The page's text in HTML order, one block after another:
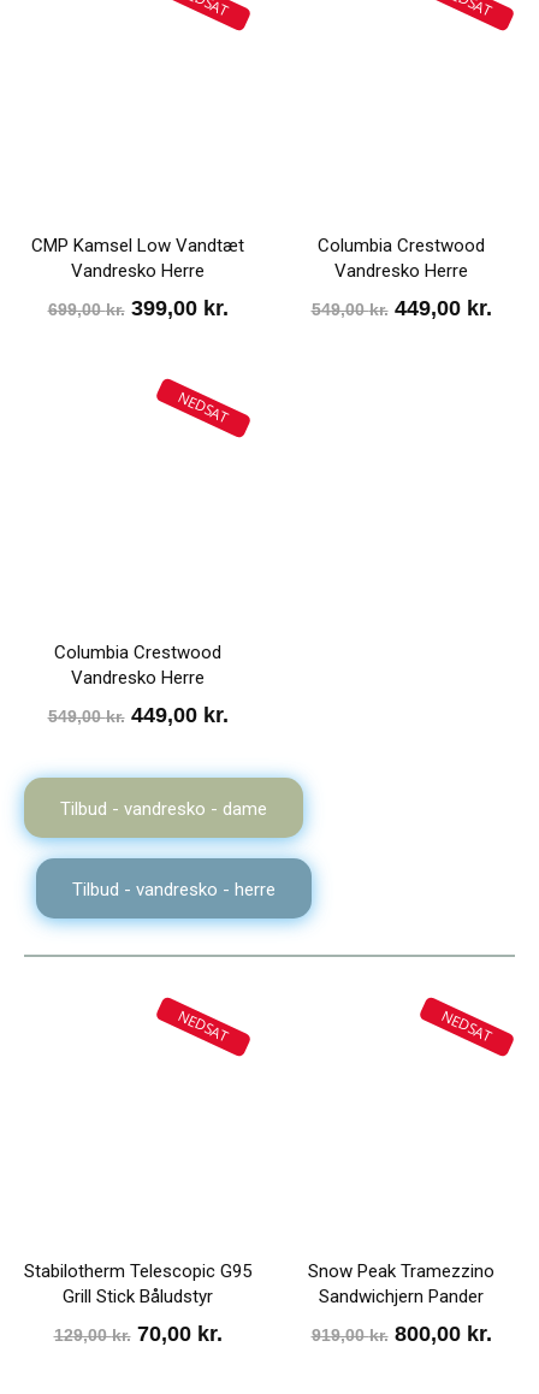
er:
er:
CMP Kamsel Low Vandtæt
Vandresko Herre
699,00kr. Den
pris
399,00 kr.Den
er:
Columbia Crestwood
Vandresko Herre
549,00kr. Den
449,00 kr.Den
NEDSAT
Columbia Crestwood
Vandresko Herre
549,00kr. Den
pris
var:
549,00 kr..
449,00 kr.Den
pris
er:
449,00 kr..
Tilbud - vandresko - dame
Tilbud - vandresko - herre
NEDSAT
Stabilotherm Telescopic G95
Grill Stick Båludstyr
129,00kr. Den
70,00 kr.Den
NEDSAT
Snow Peak Tramezzino
Sandwichjern Pander
919,00kr. Den
800,00 kr.Den